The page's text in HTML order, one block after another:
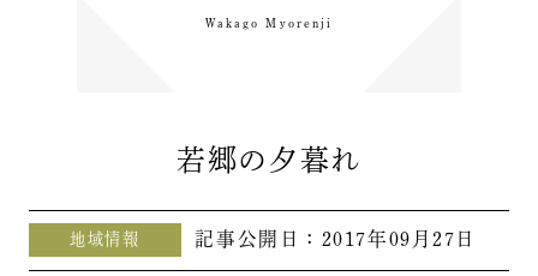
Wakago Myorenji
若郷の夕暮れ
地域情報 記事公開日： 2017年09月27日